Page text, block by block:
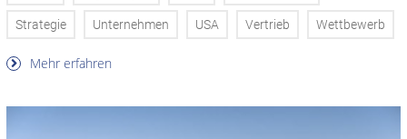
Strategie Unternehmen USA Vertrieb Wettbewerb
Mehr erfahren